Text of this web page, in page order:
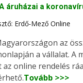
áruházai a
Erdő-Mező Online
az
a vállalat. A
az online rendelés
Tovább >>>